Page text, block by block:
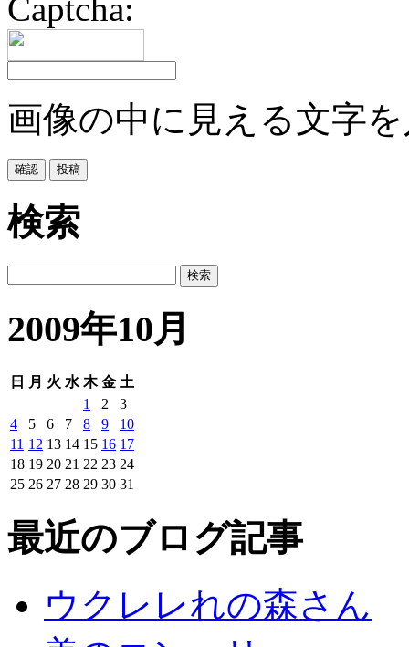
Captcha:
画像の中に見える文字
検索
2009年10月
日 月 火 水 木 金 土
1
2
3
4
5 6 7 8 9
10
11 12 13 14 15 16 17
18 19 20 21 22 23 24
25 26 27 28 29 30 31
最近のブログ記事
ウクレレれの森さん